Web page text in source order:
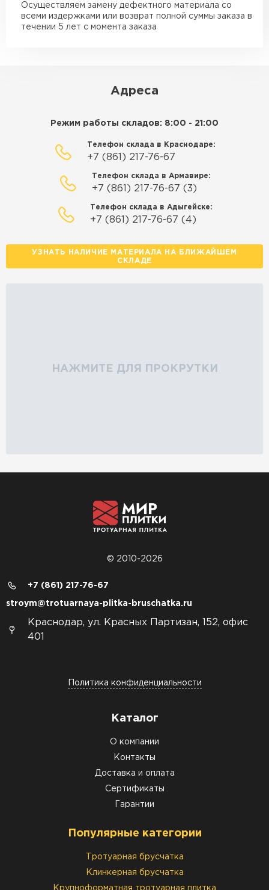
макс. длина груза 10 м
Манипулятор до 15 тн
Осуществляем замену дефектного материала со
всеми издержками или возврат полной суммы заказа в
течении 5 лет с момента заказа
Адреса
Режим работы складов: 8:00 - 21:00
Телефон склада в Краснодаре:
+7 (861) 217-76-67
Телефон склада в Армавире:
+7 (861) 217-76-67 (3)
Телефон склада в Адыгейске:
+7 (861) 217-76-67 (4)
УЗНАТЬ НАЛИЧИЕ МАТЕРИАЛА НА БЛИЖАЙШЕМ
СКЛАДЕ
НАЖМИТЕ ДЛЯ ПРОКРУТКИ
© 2010-2026
+7 (861) 217-76-67
stroym@trotuarnaya-plitka-bruschatka.ru
Краснодар, ул. Красных Партизан, 152, офис
401
Политика конфиденциальности
Каталог
О компании
Контакты
Доставка и оплата
Сертификаты
Гарантии
Популярные категории
Тротуарная брусчатка
Клинкерная брусчатка
Крупноформатная тротуарная плитка